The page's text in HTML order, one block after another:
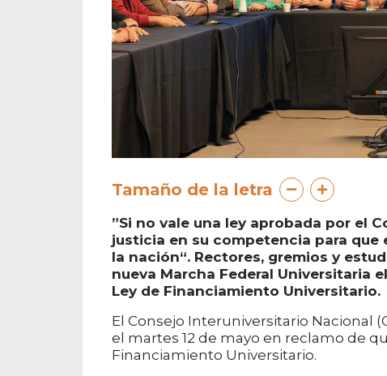
Tamaño de la letra
”Si no vale una ley aprobada por el
justicia en su competencia para que
la nación“. Rectores, gremios y
nueva Marcha Federal Universitaria
Ley de Financiamiento Universitario.
El Consejo Interuniversitario Nacional
el martes 12 de mayo en reclamo de
Financiamiento Universitario.